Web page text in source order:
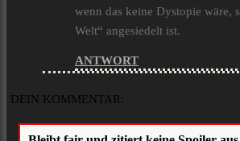
wenn das keine Dystopie wäre,
Welt“ angesiedelt ist.
ANTWORT
DEIN KOMMENTAR: